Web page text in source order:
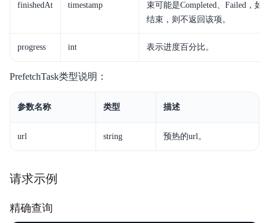
finishedAt timestamp
束可能是Completed、Failed，如
结束，则不返回该项。
progress int 表示进度百分比。
PrefetchTask类型说明：
参数名称 类型 描述
url string 预热的url。
请求示例
精确查询